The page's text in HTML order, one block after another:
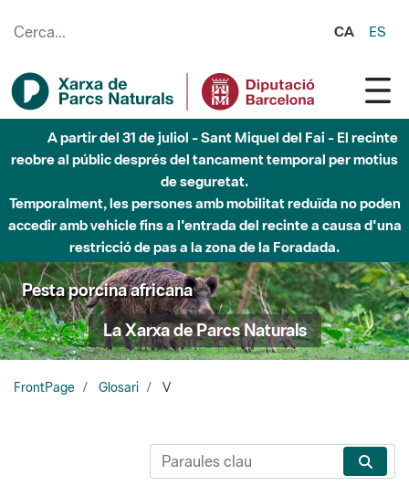
CA ES
A partir del 31 de juliol - Sant Miquel del Fai - El recinte
reobre al públic després del tancament temporal per motius
de seguretat.
Temporalment, les persones amb mobilitat reduïda no poden
accedir amb vehicle fins a l'entrada del recinte a causa d'una
restricció de pas a la zona de la Foradada.
Pesta porcina africana
La Xarxa de Parcs Naturals
FrontPage Glosari V